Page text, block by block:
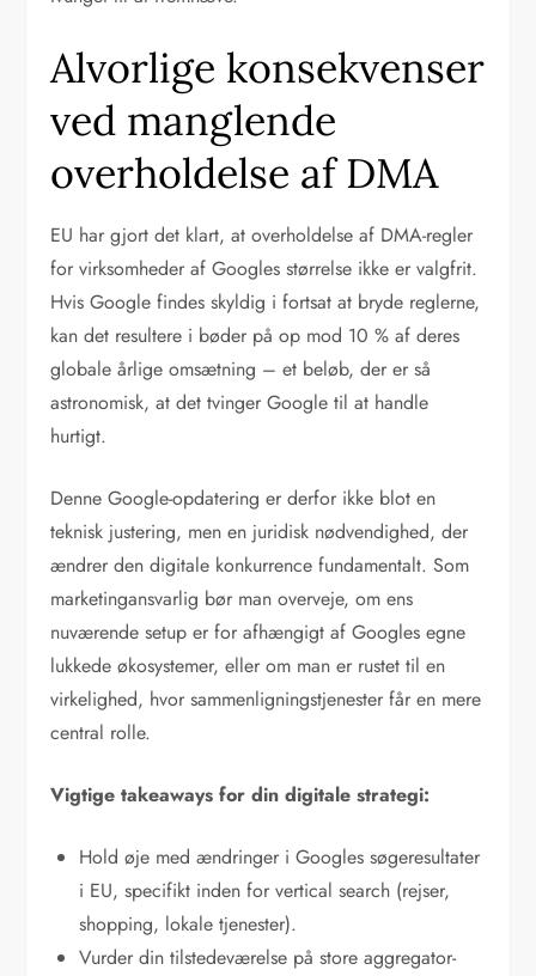
Alvorlige konsekvenser
ved manglende
overholdelse af DMA
EU har gjort det klart, at overholdelse af DMA-regler
for virksomheder af Googles størrelse ikke er valgfrit.
Hvis Google findes skyldig i fortsat at bryde reglerne,
kan det resultere i bøder på op mod 10 % af deres
globale årlige omsætning – et beløb, der er så
astronomisk, at det tvinger Google til at handle
hurtigt.
Denne Google-opdatering er derfor ikke blot en
teknisk justering, men en juridisk nødvendighed, der
ændrer den digitale konkurrence fundamentalt. Som
marketingansvarlig bør man overveje, om ens
nuværende setup er for afhængigt af Googles egne
lukkede økosystemer, eller om man er rustet til en
virkelighed, hvor sammenligningstjenester får en mere
central rolle.
Vigtige takeaways for din digitale strategi:
Hold øje med ændringer i Googles søgeresultater
i EU, specifikt inden for vertical search (rejser,
shopping, lokale tjenester).
Vurder din tilstedeværelse på store aggregator-